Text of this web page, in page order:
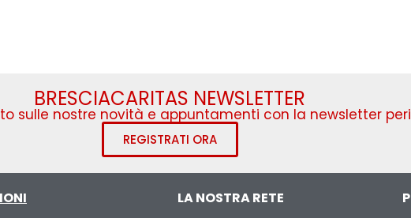
BRESCIACARITAS NEWSLETTER
sulle nostre novità e appuntamenti con la newsletter
REGISTRATI ORA
LA NOSTRA RETE